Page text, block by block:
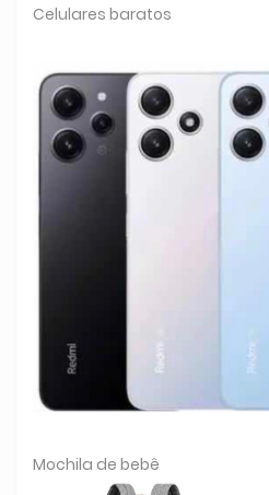
Celulares baratos
Mochila de bebê